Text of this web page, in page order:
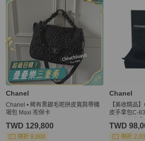
Chanel
Chanel • 稀有黑銀毛呢拼皮寬肩帶機
場包 Maxi 🈶保卡
TWD 129,800
現折 8,000
Chanel
【美收精品
皮手拿包C-
TWD
現折